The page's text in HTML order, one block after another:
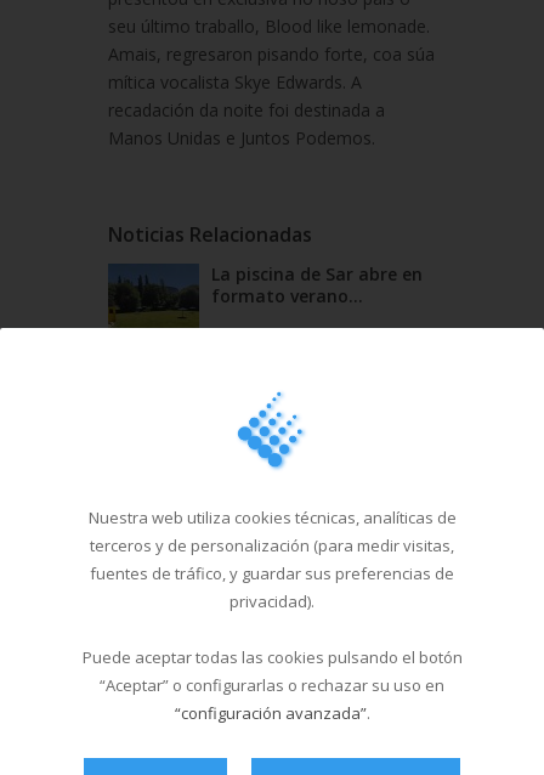
seu último traballo, Blood like lemonade.
Amais, regresaron pisando forte, coa súa
mítica vocalista Skye Edwards. A
recadación da noite foi destinada a
Manos Unidas e Juntos Podemos.
Noticias Relacionadas
La piscina de Sar abre en
formato verano...
19/06/2026
y Santa Isabe...
20/05/2026
29/04/2026
Cursos de natación en
18/03/2026
Nuestra web utiliza cookies técnicas, analíticas de
terceros y de personalización (para medir visitas,
fuentes de tráfico, y guardar sus preferencias de
privacidad).
Puede aceptar todas las cookies pulsando el botón
“Aceptar” o configurarlas o rechazar su uso en
“configuración avanzada”.